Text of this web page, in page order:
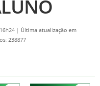
| Última atualização em
238877